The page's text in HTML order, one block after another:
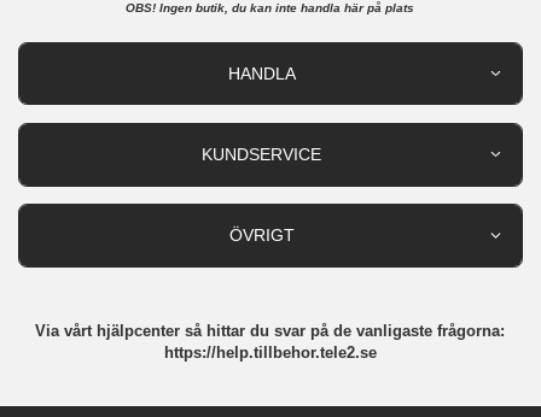
OBS! Ingen butik, du kan inte handla här på plats
HANDLA
KUNDSERVICE
ÖVRIGT
Integritetspolicy
Via vårt hjälpcenter så hittar du svar på de vanligaste frågorna:
https://help.tillbehor.tele2.se